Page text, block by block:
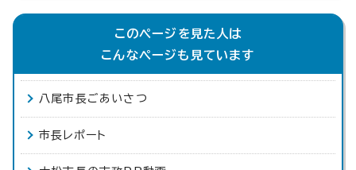
このページを見た人は
こんなページも見ています
八尾市長ごあいさつ
市長レポート